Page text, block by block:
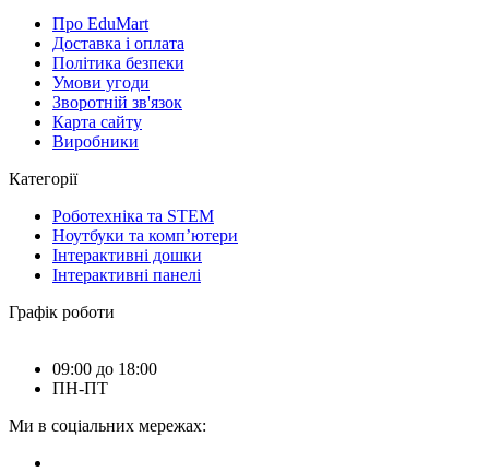
Про EduMart
Доставка і оплата
Політика безпеки
Умови угоди
Зворотній зв'язок
Карта сайту
Виробники
Категорії
Роботехніка та STEM
Ноутбуки та комп’ютери
Інтерактивні дошки
Інтерактивні панелі
Графік роботи
09:00 до 18:00
ПН-ПТ
Ми в соціальних мережах: